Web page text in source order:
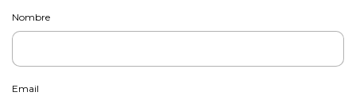
Nombre
Email